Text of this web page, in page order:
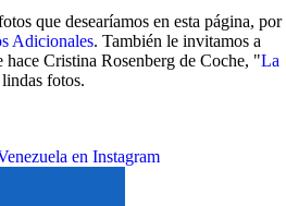
que desearíamos en esta página, por
Adicionales. También le invitamos a
hace Cristina Rosenberg de Coche, "La
fotos.
en Instagram